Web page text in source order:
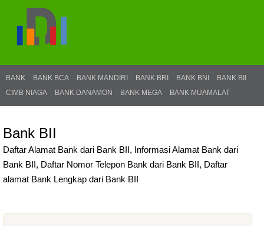
BANK BANK BCA BANK MANDIRI BANK BRI BANK BNI
BANK BII
CIMB NIAGA
BANK DANAMON BANK MEGA BANK MUAMALAT
Bank BII
Daftar Alamat Bank dari Bank BII, Informasi Alamat Bank dari
Bank BII, Daftar Nomor Telepon Bank dari Bank BII, Daftar
alamat Bank Lengkap dari Bank BII